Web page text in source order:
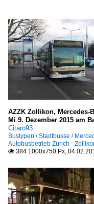
AZZK Zollikon, Mercedes-
Mi 9. Dezember 2015 am
Citaro93
Bustypen / Stadtbusse /
Autobusbetrieb Zürich -
 384 1000x750 Px,